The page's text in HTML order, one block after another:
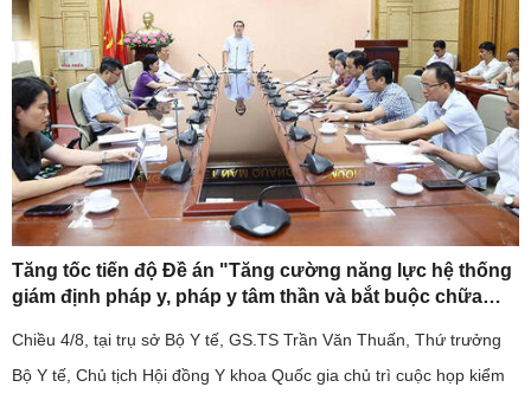
Tăng tốc tiến độ Đề án "Tăng cường năng lực hệ thống
giám định pháp y, pháp y tâm thần và bắt buộc chữa
Chiều 4/8, tại trụ sở Bộ Y tế, GS.TS Trần Văn Thuấn, Thứ trưởng
Bộ Y tế, Chủ tịch Hội đồng Y khoa Quốc gia chủ trì cuộc họp kiểm